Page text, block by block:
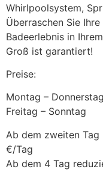
Whirlpoolsystem,
Überraschen Sie
Badeerlebnis in
Groß ist garantiert!
Preise:
Montag – Donnerstag
Freitag – Sonntag
Ab dem zweiten
€/Tag
Ab dem 4 Tag